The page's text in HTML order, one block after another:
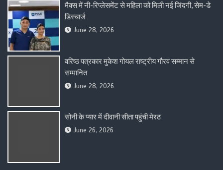
मैक्स में नी-रिप्लेसमेंट से महिला को मिली नई जिंदगी, सेम-डे
डिस्चार्ज
June 28, 2026
वरिष्ठ पत्रकार मुकेश गोयल राष्ट्रीय गौरव सम्मान से
सम्मानित
June 28, 2026
सोनी के प्यार में दीवानी सीता पहुंची मेरठ
June 26, 2026